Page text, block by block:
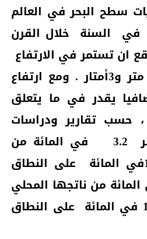
سطح البحر في العالم
في السنة خلال القرن
ان تستمر في الارتفاع
هذا القرن بما بين متر و3أمتار . ومع ارتفاع
يقدر في ما يتعلق
، حسب تقارير ودراسات
3.2
في المائة من
على النطاق
،و 49 .1 في المائة من ناتجها المحلي
على النطاق